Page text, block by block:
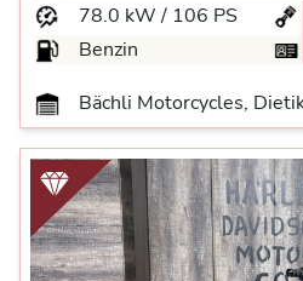
78.0 kW / 106 PS
Benzin
Bächli Motorcycles,